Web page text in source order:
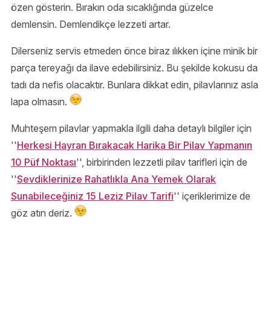
özen gösterin. Bırakın oda sıcaklığında güzelce
demlensin. Demlendikçe lezzeti artar.
Dilerseniz servis etmeden önce biraz ılıkken içine minik bir
parça tereyağı da ilave edebilirsiniz. Bu şekilde kokusu da
tadı da nefis olacaktır. Bunlara dikkat edin, pilavlarınız asla
lapa olmasın.
Muhteşem pilavlar yapmakla ilgili daha detaylı bilgiler için
''Herkesi Hayran Bırakacak Harika Bir Pilav Yapmanın
10 Püf Noktası'', birbirinden lezzetli pilav tarifleri için de
''Sevdiklerinize Rahatlıkla Ana Yemek Olarak
Sunabileceğiniz 15 Leziz Pilav Tarifi'' içeriklerimize de
göz atın deriz.